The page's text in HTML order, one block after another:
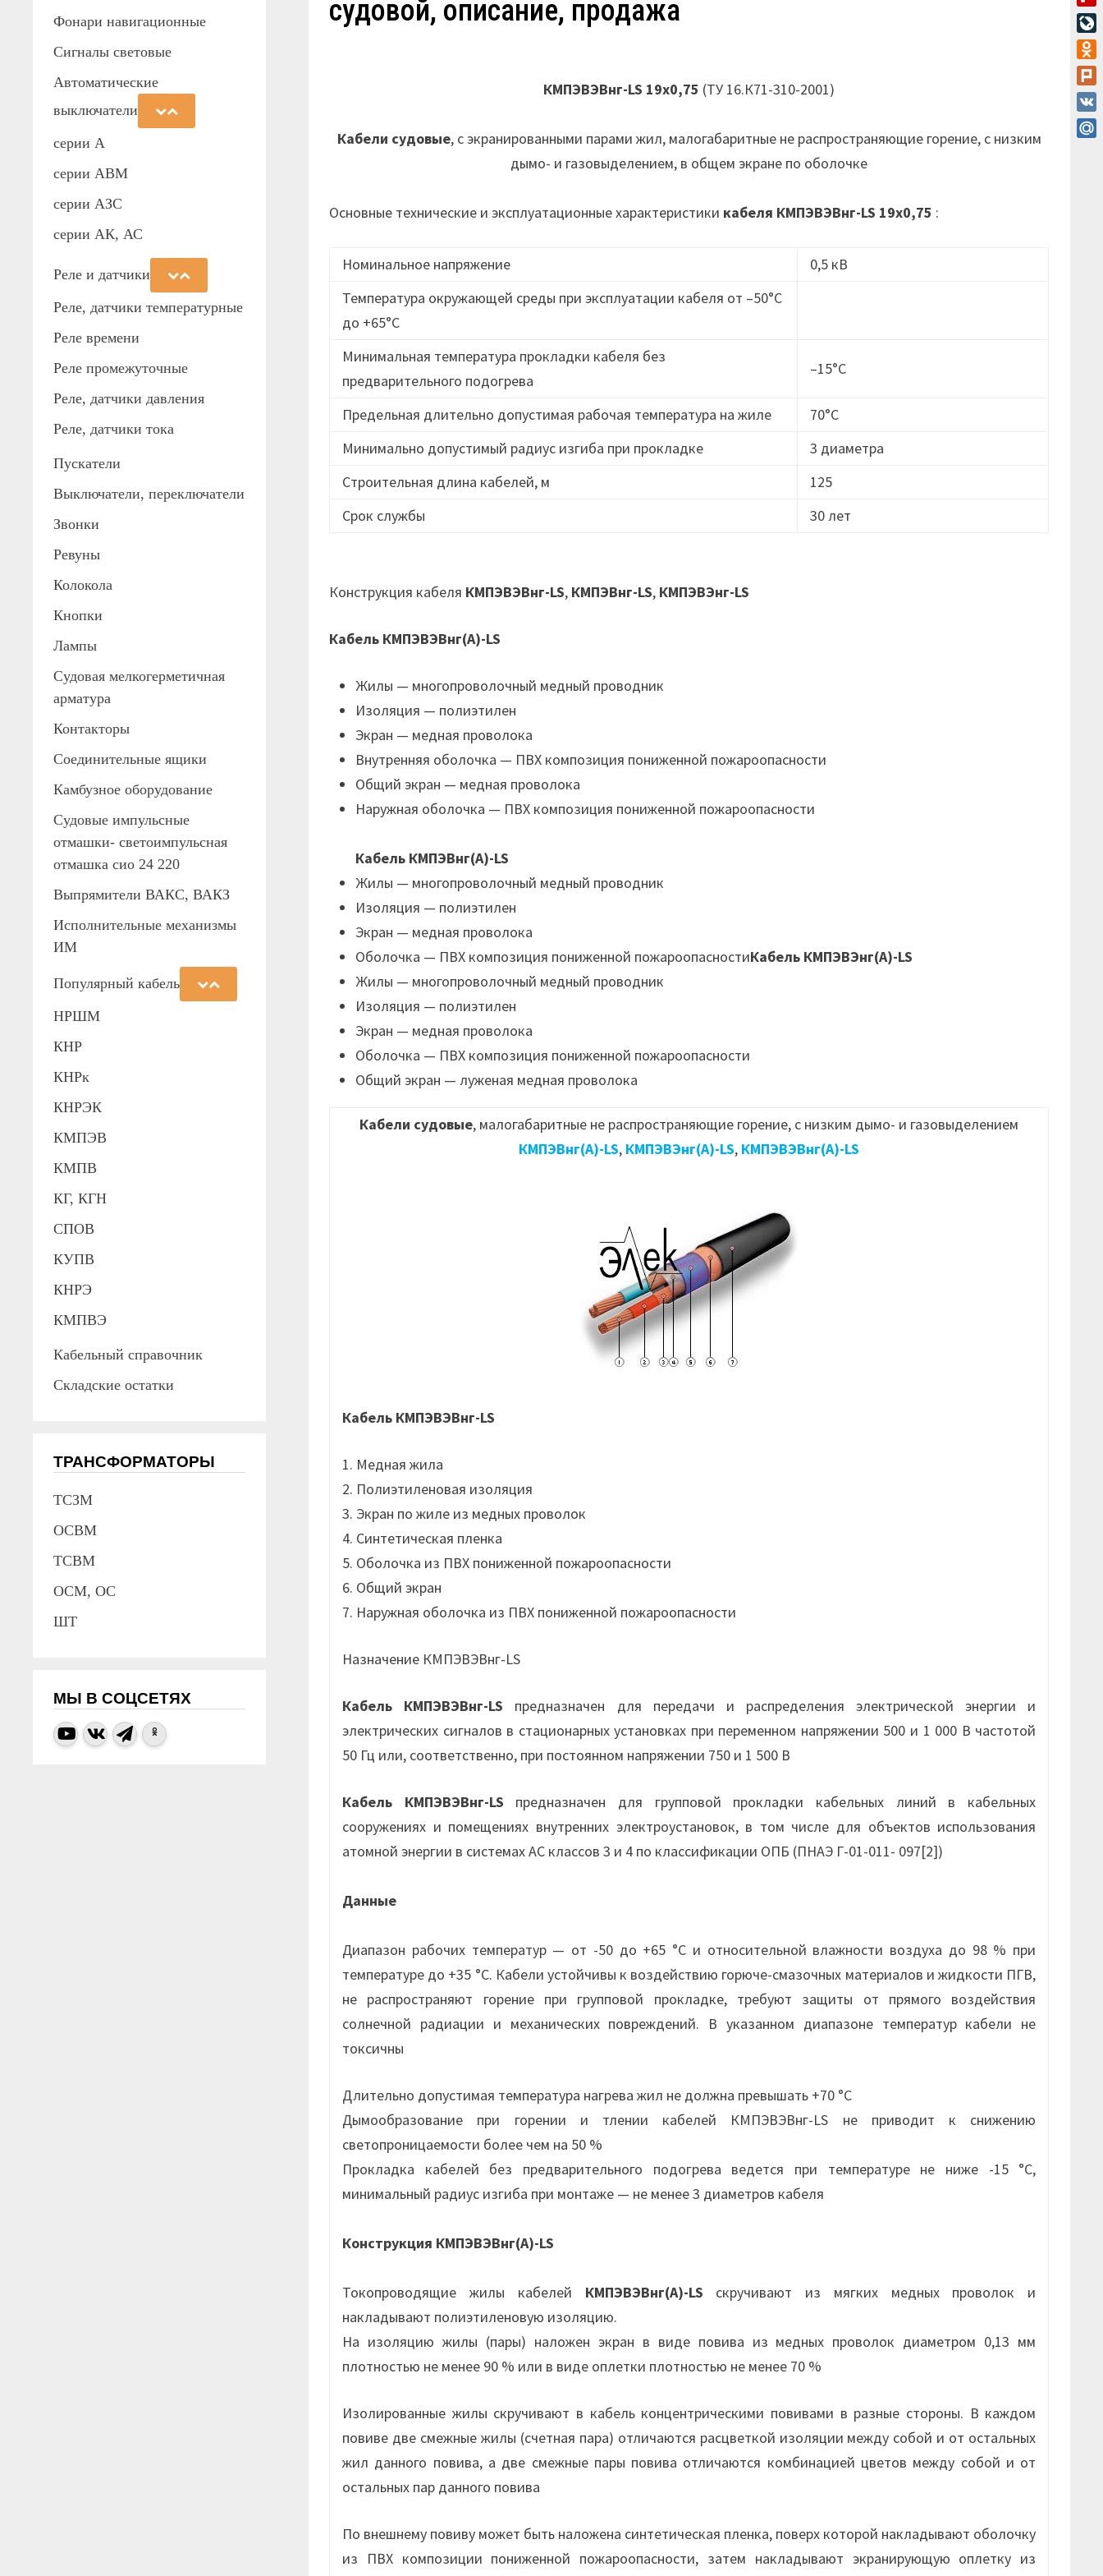
судовой, описание, продажа
КМПЭВЭВнг-LS 19х0,75 (ТУ 16.К71-310-2001)
Кабели судовые, с экранированными парами жил, малогабаритные не распространяющие горение, с низким
дымо- и газовыделением, в общем экране по оболочке
Основные технические и эксплуатационные характеристики кабеля КМПЭВЭВнг-LS 19х0,75 :
Номинальное напряжение
0,5 кВ
Температура окружающей среды при эксплуатации кабеля от –50°C
до +65°C
Минимальная температура прокладки кабеля без
предварительного подогрева
–15°C
Предельная длительно допустимая рабочая температура на жиле
70°C
Минимально допустимый радиус изгиба при прокладке
3 диаметра
Строительная длина кабелей, м
125
Срок службы
30 лет
Конструкция кабеля КМПЭВЭВнг-LS, КМПЭВнг-LS, КМПЭВЭнг-LS
Кабель КМПЭВЭВнг(А)-LS
Жилы — многопроволочный медный проводник
Изоляция — полиэтилен
Экран — медная проволока
Внутренняя оболочка — ПВХ композиция пониженной пожароопасности
Общий экран — медная проволока
Наружная оболочка — ПВХ композиция пониженной пожароопасности
Кабель КМПЭВнг(А)-LS
Жилы — многопроволочный медный проводник
Изоляция — полиэтилен
Экран — медная проволока
Оболочка — ПВХ композиция пониженной пожароопасностиКабель КМПЭВЭнг(А)-LS
Жилы — многопроволочный медный проводник
Изоляция — полиэтилен
Экран — медная проволока
Оболочка — ПВХ композиция пониженной пожароопасности
Общий экран — луженая медная проволока
Кабели судовые, малогабаритные не распространяющие горение, с низким дымо- и газовыделением
КМПЭВнг(А)-LS, КМПЭВЭнг(А)-LS, КМПЭВЭВнг(А)-LS
Кабель КМПЭВЭВнг-LS
1. Медная жила
2. Полиэтиленовая изоляция
3. Экран по жиле из медных проволок
4. Синтетическая пленка
5. Оболочка из ПВХ пониженной пожароопасности
6. Общий экран
7. Наружная оболочка из ПВХ пониженной пожароопасности
Назначение КМПЭВЭВнг-LS
Кабель КМПЭВЭВнг-LS предназначен для передачи и распределения электрической энергии и
электрических сигналов в стационарных установках при переменном напряжении 500 и 1 000 В частотой
50 Гц или, соответственно, при постоянном напряжении 750 и 1 500 В
Кабель КМПЭВЭВнг-LS предназначен для групповой прокладки кабельных линий в кабельных
сооружениях и помещениях внутренних электроустановок, в том числе для объектов использования
атомной энергии в системах АС классов 3 и 4 по классификации ОПБ (ПНАЭ Г-01-011- 097[2])
Данные
Диапазон рабочих температур — от -50 до +65 °С и относительной влажности воздуха до 98 % при
температуре до +35 °С. Кабели устойчивы к воздействию горюче-смазочных материалов и жидкости ПГВ,
не распространяют горение при групповой прокладке, требуют защиты от прямого воздействия
солнечной радиации и механических повреждений. В указанном диапазоне температур кабели не
токсичны
Длительно допустимая температура нагрева жил не должна превышать +70 °С
Дымообразование при горении и тлении кабелей КМПЭВЭВнг-LS не приводит к снижению
светопроницаемости более чем на 50 %
Прокладка кабелей без предварительного подогрева ведется при температуре не ниже -15 °С,
минимальный радиус изгиба при монтаже — не менее 3 диаметров кабеля
Конструкция КМПЭВЭВнг(А)-LS
Токопроводящие жилы кабелей КМПЭВЭВнг(А)-LS скручивают из мягких медных проволок и
накладывают полиэтиленовую изоляцию.
На изоляцию жилы (пары) наложен экран в виде повива из медных проволок диаметром 0,13 мм
плотностью не менее 90 % или в виде оплетки плотностью не менее 70 %
Изолированные жилы скручивают в кабель концентрическими повивами в разные стороны. В каждом
повиве две смежные жилы (счетная пара) отличаются расцветкой изоляции между собой и от остальных
жил данного повива, а две смежные пары повива отличаются комбинацией цветов между собой и от
остальных пар данного повива
По внешнему повиву может быть наложена синтетическая пленка, поверх которой накладывают оболочку
из ПВХ композиции пониженной пожароопасности, затем накладывают экранирующую оплетку из
Фонари навигационные
Сигналы световые
Автоматические
выключатели
серии А
серии АВМ
cерии АЗС
серии АК, АС
Реле и датчики
Реле, датчики температурные
Реле времени
Реле промежуточные
Реле, датчики давления
Реле, датчики тока
Пускатели
Выключатели, переключатели
Звонки
Ревуны
Колокола
Кнопки
Лампы
Судовая мелкогерметичная
арматура
Контакторы
Соединительные ящики
Камбузное оборудование
Судовые импульсные
отмашки- светоимпульсная
отмашка сио 24 220
Выпрямители ВАКС, ВАКЗ
Исполнительные механизмы
ИМ
Популярный кабель
НРШМ
КНР
КНРк
КНРЭК
КМПЭВ
КМПВ
КГ, КГН
СПОВ
КУПВ
КНРЭ
КМПВЭ
Кабельный справочник
Складские остатки
ТРАНСФОРМАТОРЫ
ТСЗМ
ОСВМ
ТСВМ
ОСМ, ОС
ШТ
МЫ В СОЦСЕТЯХ
VK